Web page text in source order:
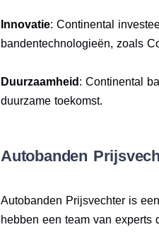
Innovatie: Continental
bandentechnologieën, zoals
Duurzaamheid : Continental
duurzame toekomst.
Autobanden
Autobanden Prijsvechter is
hebben een team van